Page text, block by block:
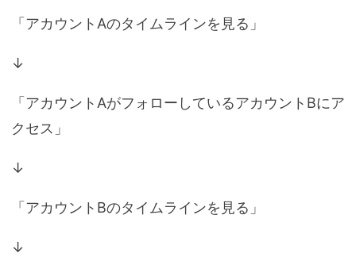
「アカウントAのタイムラインを見る」
↓
「アカウントAがフォローしているアカウントBにア
クセス」
↓
「アカウントBのタイムラインを見る」
↓